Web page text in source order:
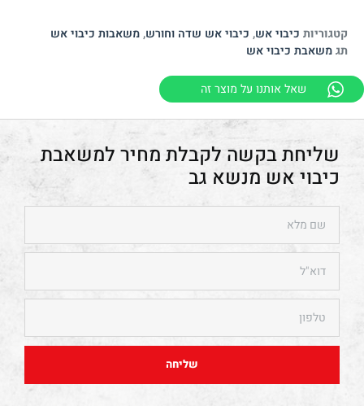
קטגוריות כיבוי אש, כיבוי אש שדה וחורש,משאבות כיבוי אש
תגמשאבת כיבוי אש
שאל אותנו על מוצר זה
משאבת
כיבוי אש מנשא גב
שליחה